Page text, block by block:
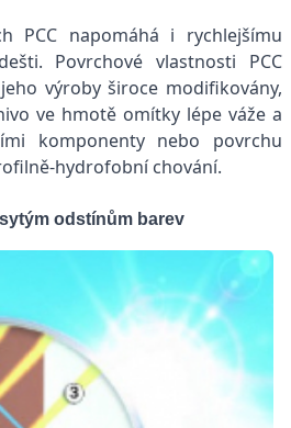
PCC napomáhá i rychlejšímu
Povrchové vlastnosti PCC
výroby široce modifikovány,
ve hmotě omítky lépe váže a
komponenty nebo povrchu
hydrofobní chování.
odstínům barev